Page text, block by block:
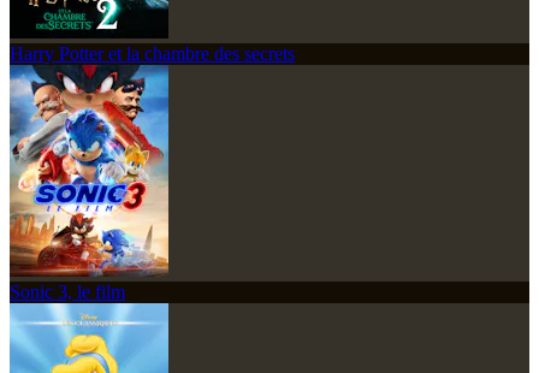
Harry Potter et la chambre des secrets
Sonic 3, le film